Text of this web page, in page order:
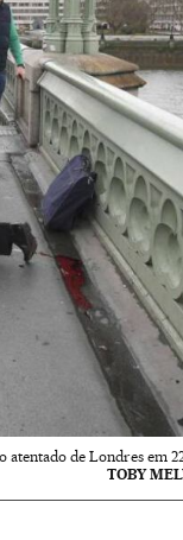
de Londres em
TOBY